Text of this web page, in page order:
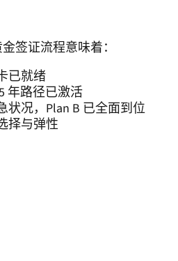
签证流程意味着：
已就绪
年路径已激活
状况，Plan B 已全面到位
择与弹性